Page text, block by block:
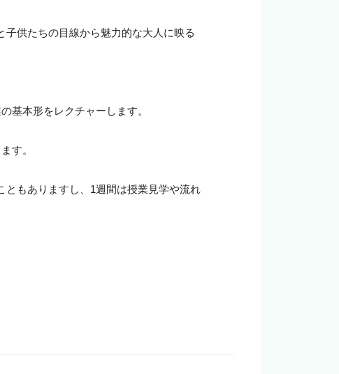
子供たちの目線から魅力的な大人に映る
基本形をレクチャーします。
す。
もありますし、1週間は授業見学や流れ